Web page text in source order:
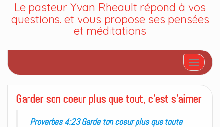
Le pasteur Yvan Rheault répond à vos
questions. et vous propose ses pensées
et méditations
Afficher/
Garder son coeur plus que tout, c’est s’aimer
Proverbes 4:23 Garde ton coeur plus que toute